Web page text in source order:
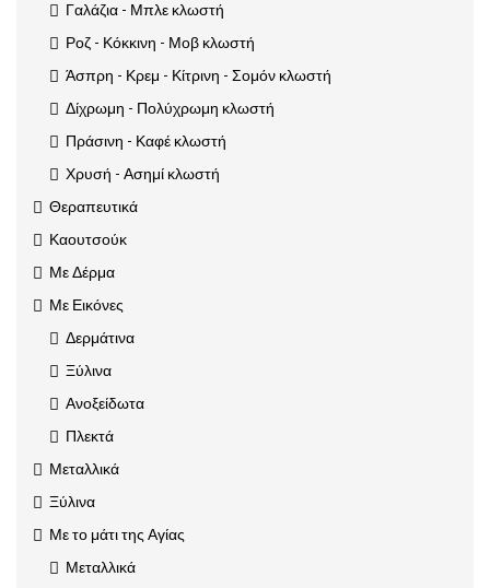
Γαλάζια - Μπλε κλωστή
Ροζ - Κόκκινη - Μοβ κλωστή
Άσπρη - Κρεμ - Κίτρινη - Σομόν κλωστή
Δίχρωμη - Πολύχρωμη κλωστή
Πράσινη - Καφέ κλωστή
Χρυσή - Ασημί κλωστή
Θεραπευτικά
Καουτσούκ
Με Δέρμα
Με Εικόνες
Δερμάτινα
Ξύλινα
Ανοξείδωτα
Πλεκτά
Μεταλλικά
Ξύλινα
Με το μάτι της Αγίας
Μεταλλικά